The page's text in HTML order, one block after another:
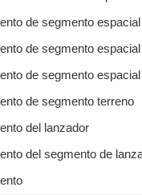
de segmento
de segmento
de segmento espacial
de segmento terreno
del lanzador
del segmento de